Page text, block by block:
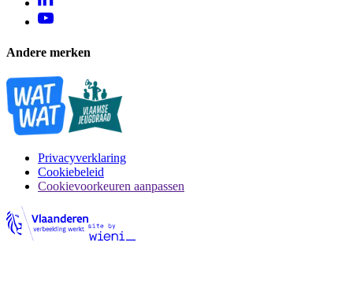
Andere merken
Privacyverklaring
Cookiebeleid
Cookievoorkeuren aanpassen